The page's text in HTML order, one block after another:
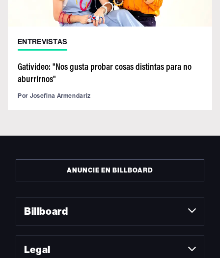
ENTREVISTAS
Gativideo: "Nos gusta probar cosas distintas para no
aburrirnos"
Por Josefina Armendariz
ANUNCIE EN BILLBOARD
Billboard
Legal